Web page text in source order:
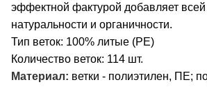
эффектной фактурой добавляет
натуральности и органичности.
Тип веток: 100% литые (РЕ)
Количество веток: 114 шт.
Материал: ветки - полиэтилен, ПЕ;